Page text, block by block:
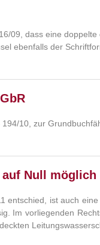
09, dass eine
ebenfalls der
10, zur
Null möglich
entschied, ist auch
Im vorliegenden